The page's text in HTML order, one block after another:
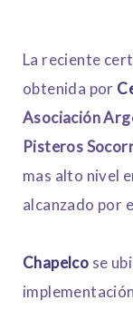
La reciente
obtenida por
Asociación
Pisteros
mas alto nivel
alcanzado por
Chapelco se